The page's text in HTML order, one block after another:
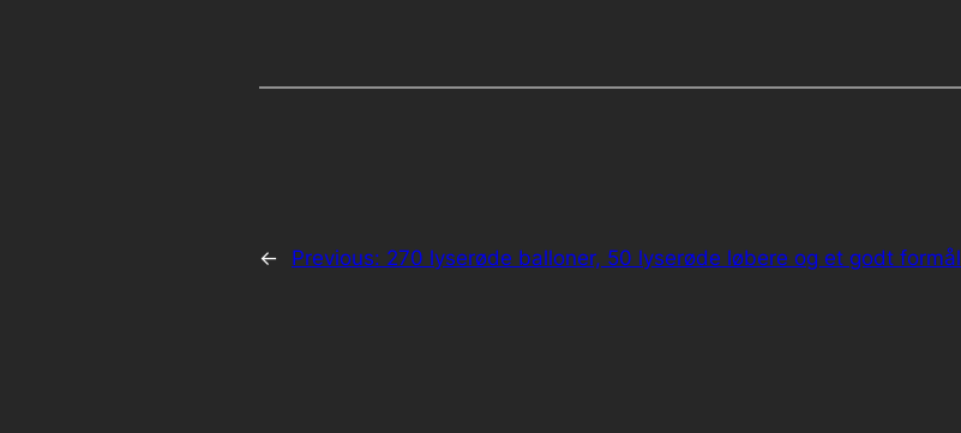
← Previous: 270 lyserøde balloner, 50 lyserøde løbere og et godt formål